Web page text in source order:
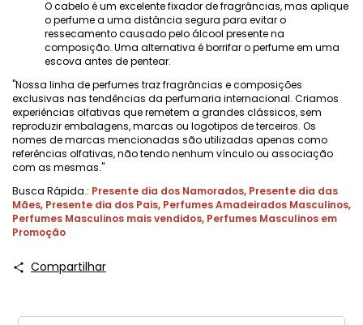
O cabelo é um excelente fixador de fragrâncias, mas aplique
o perfume a uma distância segura para evitar o
ressecamento causado pelo álcool presente na
composição. Uma alternativa é borrifar o perfume em uma
escova antes de pentear.
"Nossa linha de perfumes traz fragrâncias e composições
exclusivas nas tendências da perfumaria internacional. Criamos
experiências olfativas que remetem a grandes clássicos, sem
reproduzir embalagens, marcas ou logotipos de terceiros. Os
nomes de marcas mencionadas são utilizadas apenas como
referências olfativas, não tendo nenhum vínculo ou associação
com as mesmas."
Busca Rápida.: Presente dia dos Namorados, Presente dia das
Mães, Presente dia dos Pais, Perfumes Amadeirados Masculinos,
Perfumes Masculinos mais vendidos, Perfumes Masculinos em
Promoção
Compartilhar